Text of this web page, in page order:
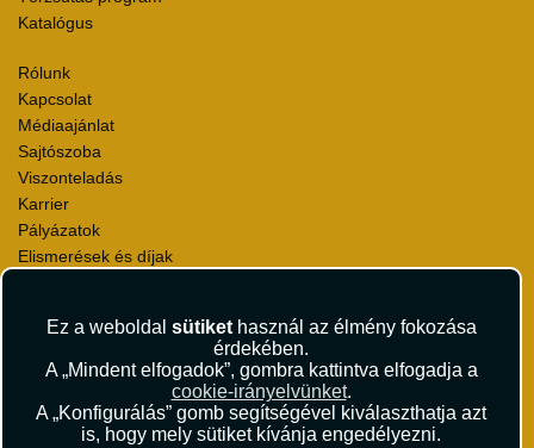
Ez a weboldal sütikethasznál az élmény fokozása
érdekében.
A „Mindent elfogadok”, gombra kattintva elfogadja a
cookie-irányelvünket.
A „Konfigurálás” gomb segítségével kiválaszthatja azt
is, hogy mely sütiket kívánja engedélyezni.
Katalógus
Rólunk
Kapcsolat
Médiaajánlat
Sajtószoba
Viszonteladás
Karrier
Pályázatok
Elismerések és díjak
Utazási Csomag Szerződési Feltételek
Útlemondás-biztosítás Szerződési Feltételek
Utasbiztosítás Szerződési Feltételek
Repülőjegy Szerződési Feltételek
Adatvédelem